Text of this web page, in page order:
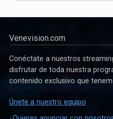
Venevision.com
Conéctate a nuestros
disfrutar de toda nuestra
contenido exclusivo que
Únete a nuestro equipo